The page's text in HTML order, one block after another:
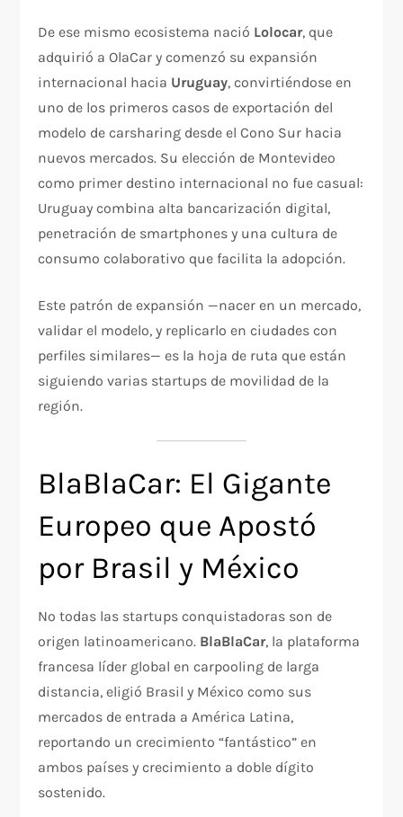
De ese mismo ecosistema nació Lolocar, que
adquirió a OlaCar y comenzó su expansión
internacional hacia Uruguay, convirtiéndose en
uno de los primeros casos de exportación del
modelo de carsharing desde el Cono Sur hacia
nuevos mercados. Su elección de Montevideo
como primer destino internacional no fue casual:
Uruguay combina alta bancarización digital,
penetración de smartphones y una cultura de
consumo colaborativo que facilita la adopción.
Este patrón de expansión —nacer en un mercado,
validar el modelo, y replicarlo en ciudades con
perfiles similares— es la hoja de ruta que están
siguiendo varias startups de movilidad de la
región.
BlaBlaCar: El Gigante
Europeo que Apostó
por Brasil y México
No todas las startups conquistadoras son de
origen latinoamericano. BlaBlaCar, la plataforma
francesa líder global en carpooling de larga
distancia, eligió Brasil y México como sus
mercados de entrada a América Latina,
reportando un crecimiento “fantástico” en
ambos países y crecimiento a doble dígito
sostenido.